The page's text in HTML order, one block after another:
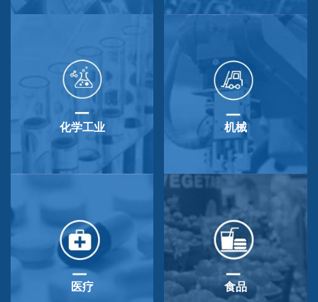
化学工业 机械
医疗 食品